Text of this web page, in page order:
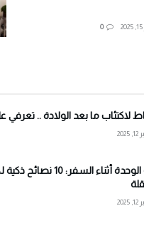
0
تجنب الوحدة أثناء